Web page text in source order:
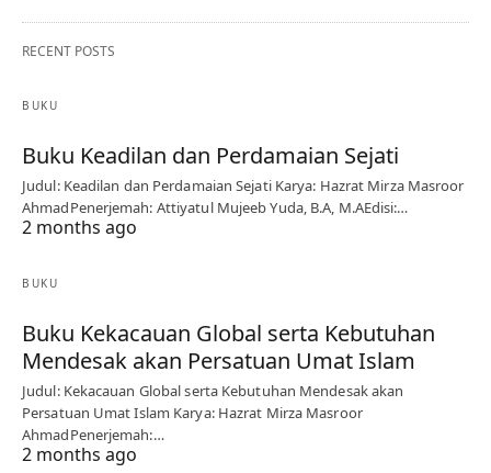
RECENT POSTS
BUKU
Buku Keadilan dan Perdamaian Sejati
Judul: Keadilan dan Perdamaian Sejati Karya: Hazrat Mirza Masroor
AhmadPenerjemah: Attiyatul Mujeeb Yuda, B.A, M.AEdisi:…
2 months ago
BUKU
Buku Kekacauan Global serta Kebutuhan
Mendesak akan Persatuan Umat Islam
Judul: Kekacauan Global serta Kebutuhan Mendesak akan
Persatuan Umat Islam Karya: Hazrat Mirza Masroor
AhmadPenerjemah:…
2 months ago